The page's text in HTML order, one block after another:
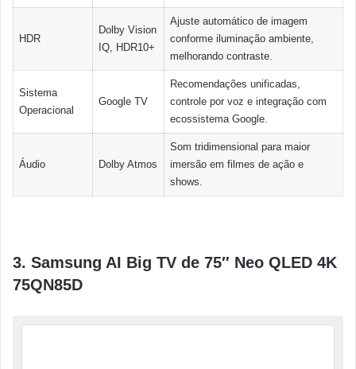
HDR
Dolby Vision
IQ, HDR10+
Ajuste automático de imagem
conforme iluminação ambiente,
melhorando contraste.
Sistema
Operacional
Google TV
Recomendações unificadas,
controle por voz e integração com
ecossistema Google.
Áudio Dolby Atmos
Som tridimensional para maior
imersão em filmes de ação e
shows.
3. Samsung AI Big TV de 75″ Neo QLED 4K
75QN85D